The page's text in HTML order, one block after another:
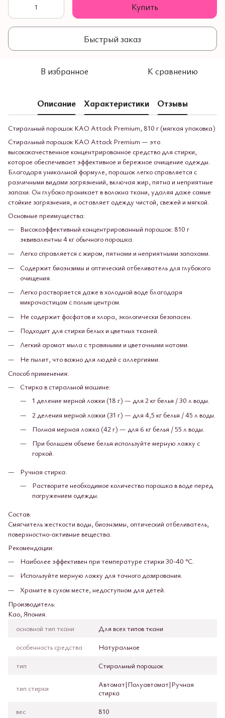
Купить
Быстрый заказ
В избранное К сравнению
Описание Характеристики Отзывы
Стиральный порошок KAO Attack Premium, 810 г (мягкая упаковка)
Стиральный порошок KAO Attack Premium — это
высококачественное концентрированное средство для стирки,
которое обеспечивает эффективное и бережное очищение одежды.
Благодаря уникальной формуле, порошок легко справляется с
различными видами загрязнений, включая жир, пятна и неприятные
запахи. Он глубоко проникает в волокна ткани, удаляя даже самые
стойкие загрязнения, и оставляет одежду чистой, свежей и мягкой.
Основные преимущества:
Высокоэффективный концентрированный порошок: 810 г
эквивалентны 4 кг обычного порошка.
Легко справляется с жиром, пятнами и неприятными запахами.
Содержит биоэнзимы и оптический отбеливатель для глубокого
очищения.
Легко растворяется даже в холодной воде благодаря
микрочастицам с полым центром.
Не содержит фосфатов и хлора, экологически безопасен.
Подходит для стирки белых и цветных тканей.
Легкий аромат мыла с травяными и цветочными нотами.
Не пылит, что важно для людей с аллергиями.
Способ применения:
Стирка в стиральной машине:
1 деление мерной ложки (18 г) — для 2 кг белья / 30 л воды.
2 деления мерной ложки (31 г) — для 4,5 кг белья / 45 л воды.
Полная мерная ложка (42 г) — для 6 кг белья / 55 л воды.
При большем объеме белья используйте мерную ложку с
горкой.
Ручная стирка:
Растворите необходимое количество порошка в воде перед
погружением одежды.
Состав:
Смягчитель жесткости воды, биоэнзимы, оптический отбеливатель,
поверхностно-активные вещества.
Рекомендации:
Наиболее эффективен при температуре стирки 30-40 °C.
Используйте мерную ложку для точного дозирования.
Храните в сухом месте, недоступном для детей.
Производитель:
Kao, Япония.
основной тип ткани
Для всех типов ткани
особенность средства
Натуральное
тип
Стиральный порошок
тип стирки
Автомат|Полуавтомат|Ручная
стирка
вес
810